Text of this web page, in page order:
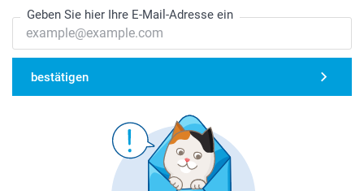
Geben Sie hier Ihre E-Mail-Adresse ein
bestätigen